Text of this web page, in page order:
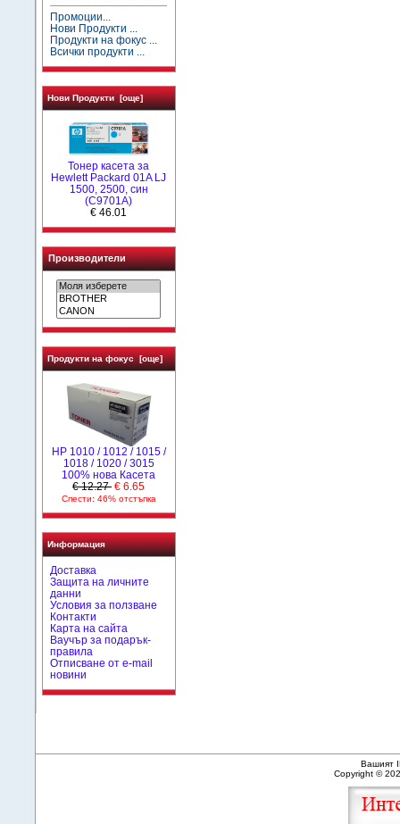
Промоции...
Нови Продукти ...
Продукти на фокус ...
Всички продукти ...
Нови Продукти [още]
Тонер касета за
Hewlett Packard 01A LJ
1500, 2500, син
(C9701A)
€ 46.01
Производители
Продукти на фокус [още]
НР 1010 / 1012 / 1015 /
1018 / 1020 / 3015
100% нова Касета
€ 12.27 € 6.65
Спести: 46% отстъпка
Информация
Доставка
Защита на личните
данни
Условия за ползване
Контакти
Карта на сайта
Ваучър за подарък-
правила
Отписване от e-mail
новини
Вашият
Copyright ©